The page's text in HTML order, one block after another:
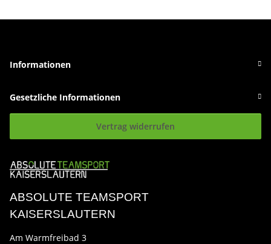
Informationen
Gesetzliche Informationen
Vertrag widerrufen
ABSOLUTE TEAMSPORT
KAISERSLAUTERN
Am Warmfreibad 3